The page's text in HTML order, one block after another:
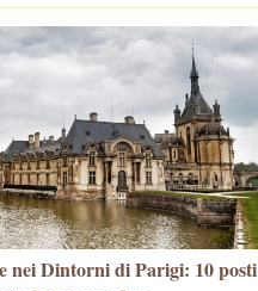
nei Dintorni di Parigi: 10 posti